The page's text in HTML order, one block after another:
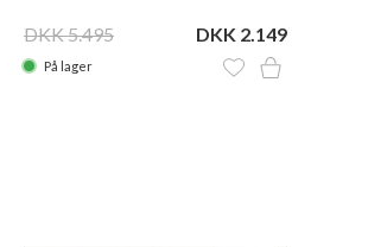
DKK 5.495 DKK 2.149
På lager